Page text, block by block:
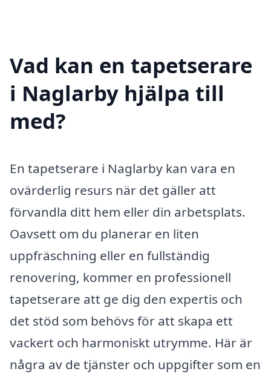
Vad kan en tapetserare
i Naglarby hjälpa till
med?
En tapetserare i Naglarby kan vara en
ovärderlig resurs när det gäller att
förvandla ditt hem eller din arbetsplats.
Oavsett om du planerar en liten
uppfräschning eller en fullständig
renovering, kommer en professionell
tapetserare att ge dig den expertis och
det stöd som behövs för att skapa ett
vackert och harmoniskt utrymme. Här är
några av de tjänster och uppgifter som en